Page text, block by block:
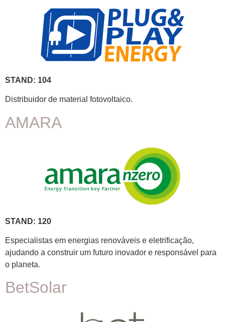
STAND: 104
Distribuidor de material fotovoltaico.
AMARA
STAND: 120
Especialistas em energias renováveis e eletrificação,
ajudando a construir um futuro inovador e responsável para
o planeta.
BetSolar